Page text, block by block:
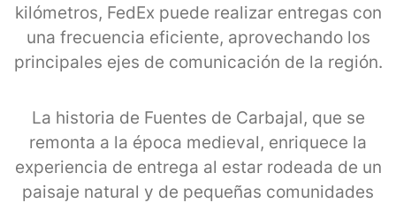
kilómetros, FedEx puede realizar entregas con
una frecuencia eficiente, aprovechando los
principales ejes de comunicación de la región.
La historia de Fuentes de Carbajal, que se
remonta a la época medieval, enriquece la
experiencia de entrega al estar rodeada de un
paisaje natural y de pequeñas comunidades